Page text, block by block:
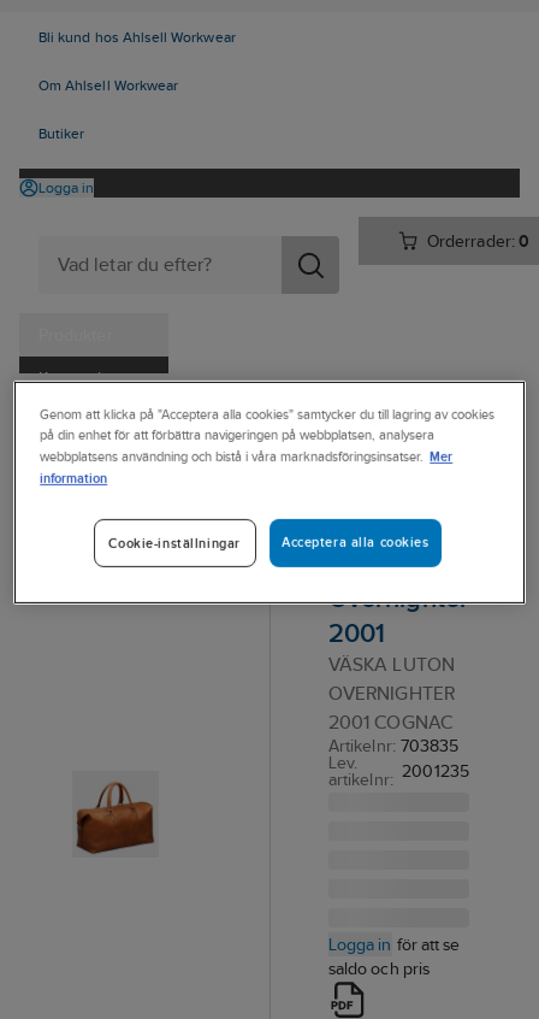
Bli kund hos Ahlsell Workwear
Om Ahlsell Workwear
Butiker
Logga in
Orderrader:0
Kampanjer
Tjänster
Kataloger
Ahlsell Produkter Arbetsplats Förvaring
Väskor och lådor
Övriga väskor och bagar
Väska
Luton
Overnighter
2001
VÄSKA LUTON
OVERNIGHTER
2001 COGNAC
Artikelnr: 703835
Lev.
artikelnr: 2001235
Logga in för att se
saldo och pris
Genom att klicka på "Acceptera alla cookies" samtycker du till lagring av cookies
på din enhet för att förbättra navigeringen på webbplatsen, analysera
webbplatsens användning och bistå i våra marknadsföringsinsatser. Mer
information
Acceptera alla cookies
Cookie-inställningar